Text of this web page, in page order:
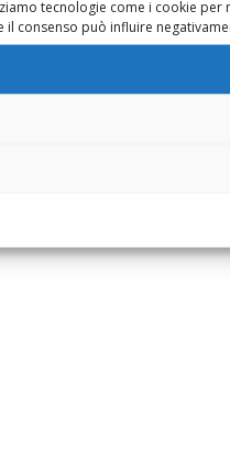
tecnologie come i cookie
consenso può influire